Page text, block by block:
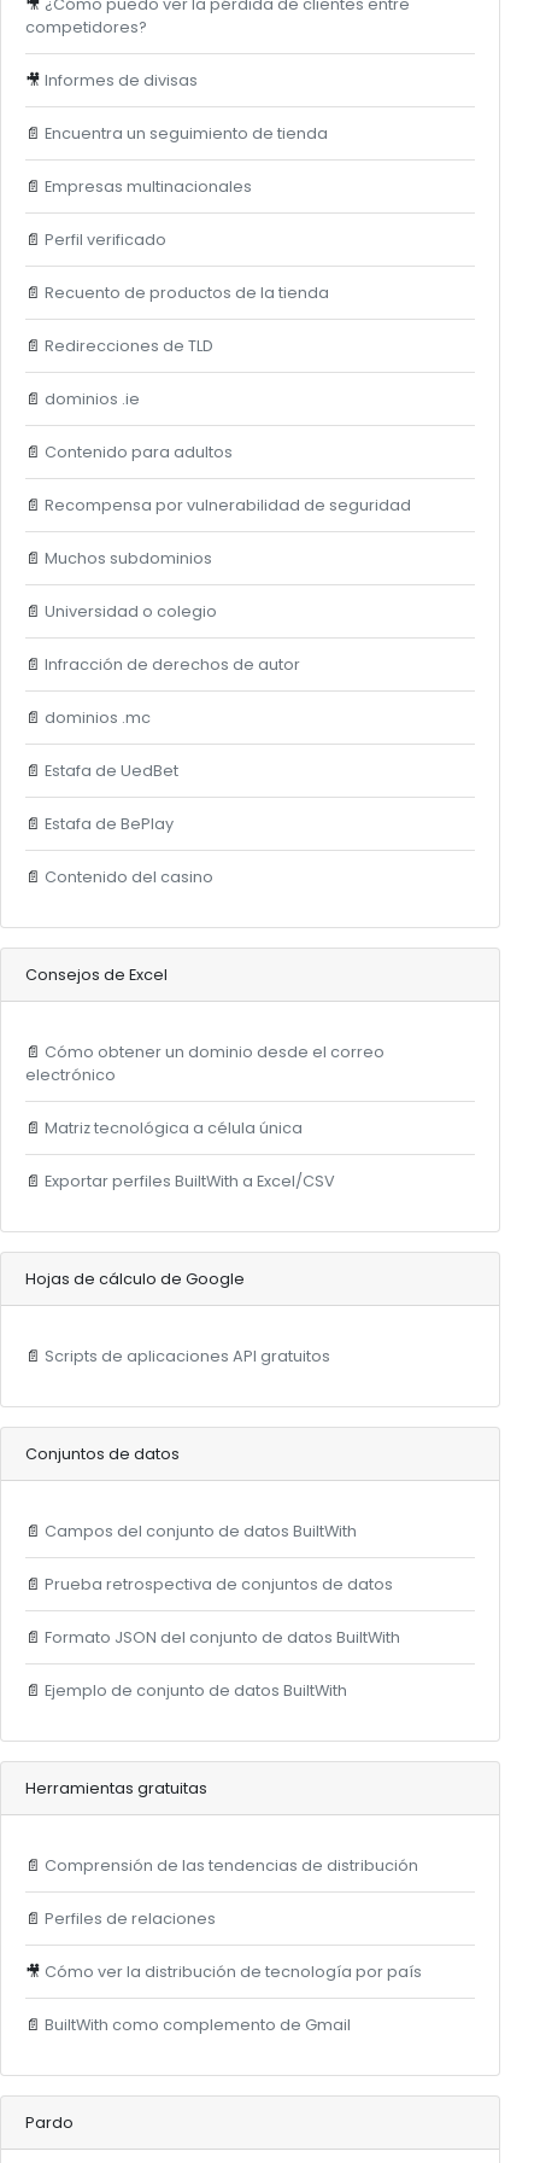
🎥 ¿Cómo puedo ver la pérdida de clientes entre
competidores?
🎥 Informes de divisas
📄 Encuentra un seguimiento de tienda
📄 Empresas multinacionales
📄 Perfil verificado
📄 Recuento de productos de la tienda
📄 Redirecciones de TLD
📄 dominios .ie
📄 Contenido para adultos
📄 Recompensa por vulnerabilidad de seguridad
📄 Muchos subdominios
📄 Universidad o colegio
📄 Infracción de derechos de autor
📄 dominios .mc
📄 Estafa de UedBet
📄 Estafa de BePlay
📄 Contenido del casino
Consejos de Excel
📄 Cómo obtener un dominio desde el correo
electrónico
📄 Matriz tecnológica a célula única
📄 Exportar perfiles BuiltWith a Excel/CSV
Hojas de cálculo de Google
📄 Scripts de aplicaciones API gratuitos
Conjuntos de datos
📄 Campos del conjunto de datos BuiltWith
📄 Prueba retrospectiva de conjuntos de datos
📄 Formato JSON del conjunto de datos BuiltWith
📄 Ejemplo de conjunto de datos BuiltWith
Herramientas gratuitas
📄 Comprensión de las tendencias de distribución
📄 Perfiles de relaciones
🎥 Cómo ver la distribución de tecnología por país
📄 BuiltWith como complemento de Gmail
Pardo